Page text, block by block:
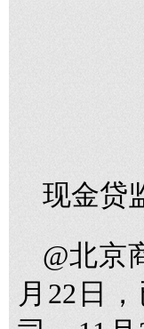
现金贷
@北京
月22日